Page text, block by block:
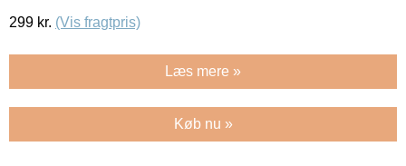
299 kr. (Vis fragtpris)
Læs mere »
Køb nu »